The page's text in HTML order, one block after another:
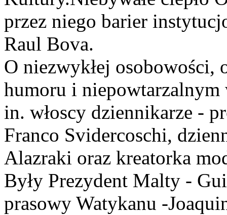
przez niego barier
Raul Bova.
O niezwykłej osobowości,
humoru i
in. włoscy dziennikarze -
Franco Svidercoschi,
Alazraki oraz kreatorka
Były Prezydent Malty -
prasowy Watykanu -